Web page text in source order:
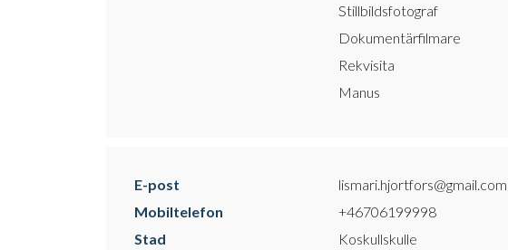
Stillbildsfotograf
Dokumentärfilmare
Rekvisita
Manus
E-post
lismari.hjortfors@gmail.com
Mobiltelefon
+46706199998
Stad
Koskullskulle